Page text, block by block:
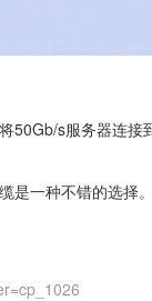
s服务器连接
是一种不错的选择